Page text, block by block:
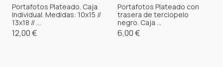
Portafotos Plateado. Caja
Individual. Medidas: 10x15 //
13x18 // ...
12,00 €
Portafotos Plateado con
trasera de terciopelo
negro. Caja ...
6,00 €